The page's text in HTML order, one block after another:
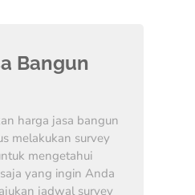
Bangun
harga jasa bangun
melakukan survey
mengetahui
yang ingin Anda
jadwal survey